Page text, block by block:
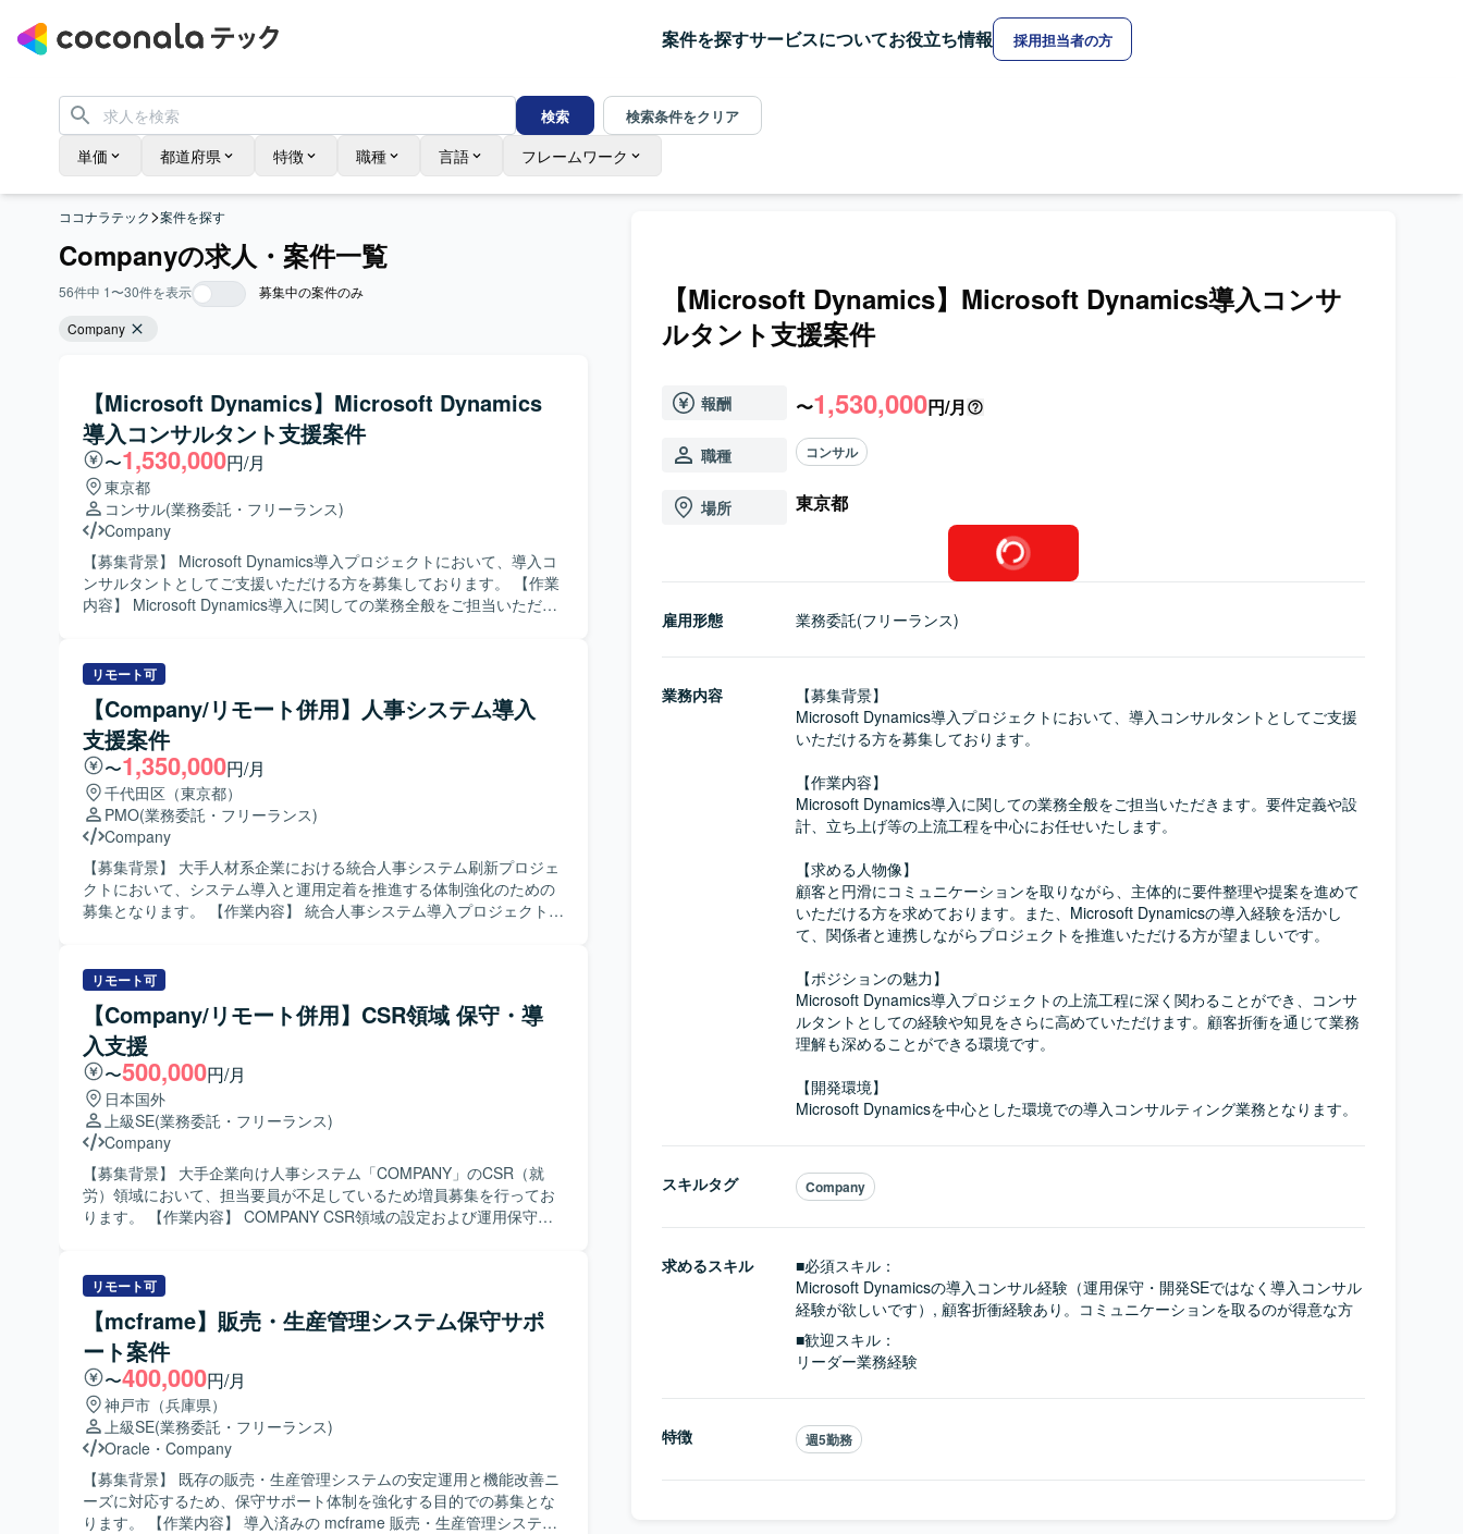
案件を探すサービスについてお役立ち情報 採用担当者の方
検索 検索条件をクリア
単価 都道府県 特徴 職種 言語 フレームワーク
ココナラテック>案件を探す
Companyの求人・案件一覧
56件中 1〜30件を表示
募集中の案件のみ
Company
【Microsoft Dynamics】Microsoft Dynamics
導入コンサルタント支援案件
〜1,530,000円/月
東京都
コンサル(業務委託・フリーランス)
Company
【募集背景】 Microsoft Dynamics導入プロジェクトにおいて、導入コ
ンサルタントとしてご支援いただける方を募集しております。 【作業
内容】 Microsoft Dynamics導入に関しての業務全般をご担当いただき
ら、主体的に要件整理や提案を進めていただける方を求めておりま
す。また、Microsoft Dynamicsの導入経験を活かして、関係者と連携
しながらプロジェクトを推進いただける方が望ましいです。 【ポジシ
ョンの魅力】 Microsoft Dynamics導入プロジェクトの上流工程に深く
関わることができ、コンサルタントとしての経験や知見をさらに高め
ていただけます。顧客折衝を通じて業務理解も深めることができる環
境です。 【開発環境】 Microsoft Dynamicsを中心とした環境での導入
コンサルティング業務となります。
リモート可
【Company/リモート併用】人事システム導入
支援案件
〜1,350,000円/月
千代田区（東京都）
PMO(業務委託・フリーランス)
Company
【募集背景】 大手人材系企業における統合人事システム刷新プロジェ
クトにおいて、システム導入と運用定着を推進する体制強化のための
募集となります。 【作業内容】 統合人事システム導入プロジェクトに
作業、テストや検証対応、データ移行作業の計画・実施・結果確認な
どを行っていただきます。また、COMPANY（CJK／CSR／CWS
Ver.8）を中心とした設定支援や、導入プロジェクトにおける推進およ
び是正対応にも携わっていただきます。 【求める人物像】 人事システ
ム領域に興味を持ち、自ら課題を捉えて主体的に改善提案や推進がで
きる方を求めています。顧客およびベンダーとのコミュニケーション
を円滑に行い、関係者を巻き込みながらプロジェクトを前に進められ
る方を歓迎いたします。 【ポジションの魅力】 大規模な統合人事シス
テム導入プロジェクトに参画することで、HR領域における業務知識と
システム導入スキルを同時に高めることができます。PMO／PL／PG
それぞれの立場で経験を積むことができ、複数プロダクトや周辺シス
テムとの連携を含めた上流から下流まで一貫した経験を積める環境で
どを用いた資料・ドキュメント作成も行っていただきます。
リモート可
【Company/リモート併用】CSR領域 保守・導
入支援
〜500,000円/月
日本国外
上級SE(業務委託・フリーランス)
Company
【募集背景】 大手企業向け人事システム「COMPANY」のCSR（就
労）領域において、担当要員が不足しているため増員募集を行ってお
ります。 【作業内容】 COMPANY CSR領域の設定および運用保守を
た、テスト対応や問い合わせ対応、他領域担当者との調整・折衝もお
任せいたします。 【求める人物像】 関係者と円滑にコミュニケーショ
ンを取りながら業務を進めていただける方を求めております。長期的
に参画し、安定して稼働いただける方を歓迎いたします。 【ポジショ
ンの魅力】 大手企業向け人事システムのCSR領域に特化して経験を積
むことができ、リアルタイム設定やAEROなどの専門性を高めていた
だけます。他領域担当者との連携を通じて、システム全体の理解を深
められる環境です。 【開発環境】 人事システム「COMPANY」のCSR
領域を中心とした環境で、設計からテスト、運用保守まで一貫して携
わっていただきます。
リモート可
【mcframe】販売・生産管理システム保守サポ
ート案件
〜400,000円/月
神戸市（兵庫県）
上級SE(業務委託・フリーランス)
Oracle ・ Company
【募集背景】 既存の販売・生産管理システムの安定運用と機能改善ニ
ーズに対応するため、保守サポート体制を強化する目的での募集とな
ります。 【作業内容】 導入済みの mcframe 販売・生産管理システム
【Microsoft Dynamics】Microsoft Dynamics導入コンサ
ルタント支援案件
報酬 〜1,530,000円/月
職種 コンサル
場所 東京都
雇用形態 業務委託(フリーランス)
業務内容
【募集背景】
Microsoft Dynamics導入プロジェクトにおいて、導入コンサルタントとしてご支援
いただける方を募集しております。
【作業内容】
Microsoft Dynamics導入に関しての業務全般をご担当いただきます。要件定義や設
計、立ち上げ等の上流工程を中心にお任せいたします。
【求める人物像】
顧客と円滑にコミュニケーションを取りながら、主体的に要件整理や提案を進めて
いただける方を求めております。また、Microsoft Dynamicsの導入経験を活かし
て、関係者と連携しながらプロジェクトを推進いただける方が望ましいです。
【ポジションの魅力】
Microsoft Dynamics導入プロジェクトの上流工程に深く関わることができ、コンサ
ルタントとしての経験や知見をさらに高めていただけます。顧客折衝を通じて業務
理解も深めることができる環境です。
【開発環境】
Microsoft Dynamicsを中心とした環境での導入コンサルティング業務となります。
スキルタグ Company
求めるスキル
■必須スキル：
Microsoft Dynamicsの導入コンサル経験（運用保守・開発SEではなく導入コンサル
経験が欲しいです）, 顧客折衝経験あり。コミュニケーションを取るのが得意な方
■歓迎スキル：
リーダー業務経験
特徴 週5勤務